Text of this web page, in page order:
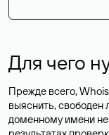
Для чего
Прежде всего,
выяснить,
доменному имени